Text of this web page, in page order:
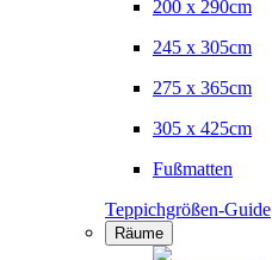
200 x 290cm
245 x 305cm
275 x 365cm
305 x 425cm
Fußmatten
Teppichgrößen-Guide
Räume